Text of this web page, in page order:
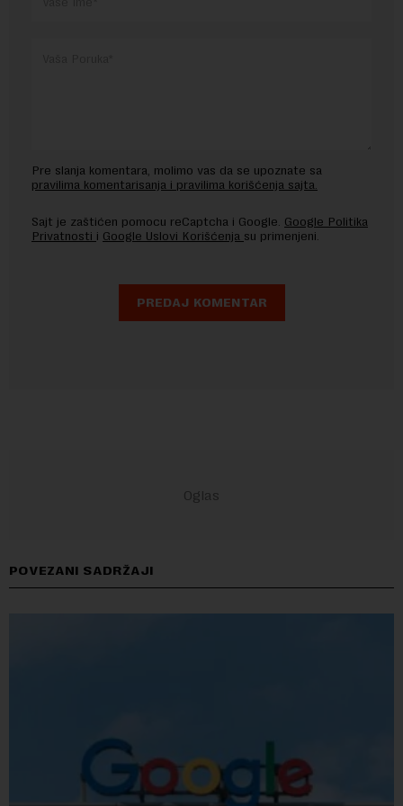
Pre slanja komentara, molimo vas da se upoznate sa
pravilima komentarisanja i pravilima korišćenja sajta.
Sajt je zaštićen pomocu reCaptcha i Google. Google Politika
Privatnosti i Google Uslovi Korišćenja su primenjeni.
POVEZANI SADRŽAJI